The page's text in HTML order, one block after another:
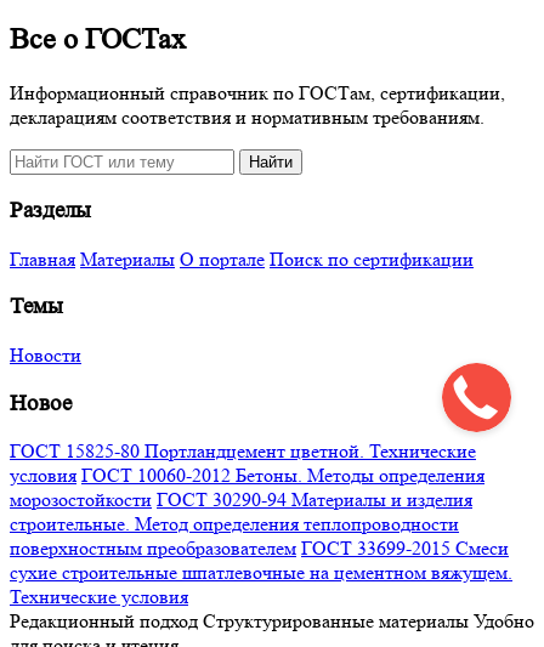
Все о ГОСТах
Информационный справочник по ГОСТам, сертификации,
декларациям соответствия и нормативным требованиям.
Поиск
сайту
Найти
Разделы
Главная Материалы О портале Поиск по сертификации
Темы
Новости
Новое
ГОСТ 15825-80 Портландцемент цветной. Технические
условия ГОСТ 10060-2012 Бетоны. Методы определения
морозостойкости ГОСТ 30290-94 Материалы и изделия
строительные. Метод определения теплопроводности
поверхностным преобразователем ГОСТ 33699-2015 Смеси
сухие строительные шпатлевочные на цементном вяжущем.
Технические условия
Редакционный подход Структурированные материалы Удобно